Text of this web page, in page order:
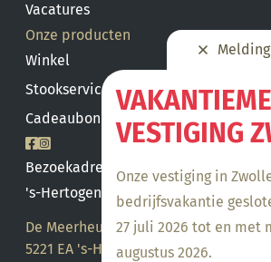
VESTIGING
Onze vestiging in
bedrijfsvakantie
27 juli 2026 tot en met
augustus 2026.
Vacatures
Onze producten
Winkel
Stookservice
Cadeaubon saldo
Bezoekadres
's-Hertogenbosch
De Meerheuvel 21
5221 EA 's-Hertogenbosch